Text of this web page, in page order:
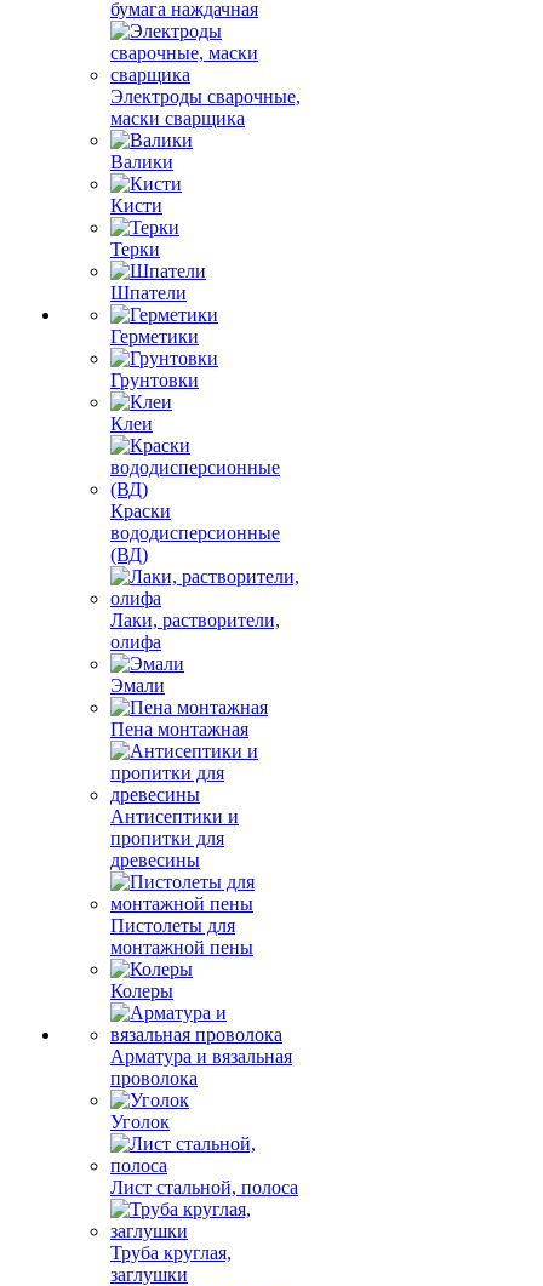
бумага наждачная
Электроды сварочные,
маски сварщика
Валики
Кисти
Терки
Шпатели
Герметики
Грунтовки
Клеи
Краски
вододисперсионные
(ВД)
Лаки, растворители,
олифа
Эмали
Пена монтажная
Антисептики и
пропитки для
древесины
Пистолеты для
монтажной пены
Колеры
Арматура и вязальная
проволока
Уголок
Лист стальной, полоса
Труба круглая,
заглушки